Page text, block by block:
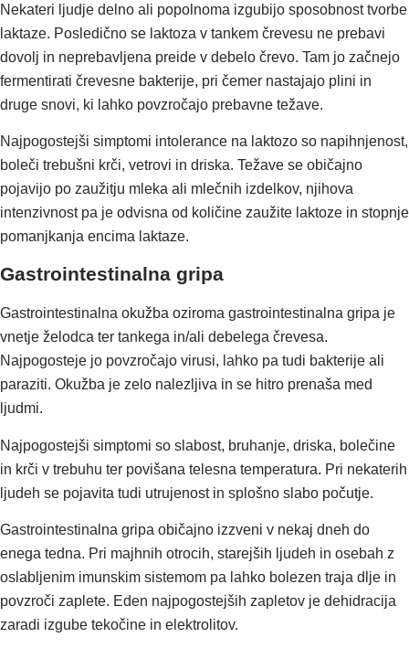
Nekateri ljudje delno ali popolnoma izgubijo sposobnost tvorbe
laktaze. Posledično se laktoza v tankem črevesu ne prebavi
dovolj in neprebavljena preide v debelo črevo. Tam jo začnejo
fermentirati črevesne bakterije, pri čemer nastajajo plini in
druge snovi, ki lahko povzročajo prebavne težave.
Najpogostejši simptomi intolerance na laktozo so napihnjenost,
boleči trebušni krči, vetrovi in driska. Težave se običajno
pojavijo po zaužitju mleka ali mlečnih izdelkov, njihova
intenzivnost pa je odvisna od količine zaužite laktoze in stopnje
pomanjkanja encima laktaze.
Gastrointestinalna gripa
Gastrointestinalna okužba oziroma gastrointestinalna gripa je
vnetje želodca ter tankega in/ali debelega črevesa.
Najpogosteje jo povzročajo virusi, lahko pa tudi bakterije ali
paraziti. Okužba je zelo nalezljiva in se hitro prenaša med
ljudmi.
Najpogostejši simptomi so slabost, bruhanje, driska, bolečine
in krči v trebuhu ter povišana telesna temperatura. Pri nekaterih
ljudeh se pojavita tudi utrujenost in splošno slabo počutje.
Gastrointestinalna gripa običajno izzveni v nekaj dneh do
enega tedna. Pri majhnih otrocih, starejših ljudeh in osebah z
oslabljenim imunskim sistemom pa lahko bolezen traja dlje in
povzroči zaplete. Eden najpogostejših zapletov je dehidracija
zaradi izgube tekočine in elektrolitov.